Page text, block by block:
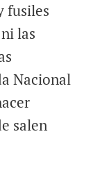
fusiles
las
Nacional
salen